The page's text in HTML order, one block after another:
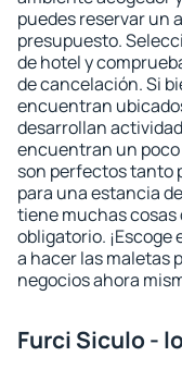
puedes reservar un
presupuesto.
de hotel y
de cancelación. Si
encuentran
desarrollan
encuentran un poco
son perfectos tanto
para una estancia
tiene muchas cosas
obligatorio.
a hacer las maletas
negocios ahora
Furci Siculo -